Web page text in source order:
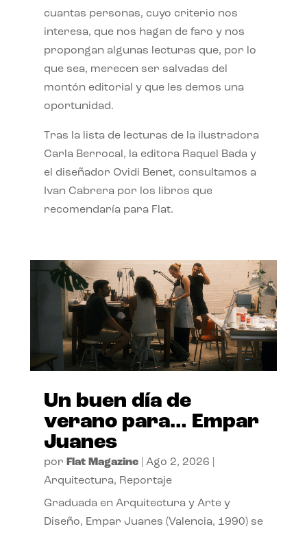
cuantas personas, cuyo criterio nos
interesa, que nos hagan de faro y nos
propongan algunas lecturas que, por lo
que sea, merecen ser salvadas del
montón editorial y que les demos una
oportunidad.
Tras la lista de lecturas de la ilustradora
Carla Berrocal, la editora Raquel Bada y
el diseñador Ovidi Benet, consultamos a
Ivan Cabrera por los libros que
recomendaría para Flat.
Un buen día de
verano para… Empar
Juanes
por Flat Magazine| Ago 2, 2026
Arquitectura, Reportaje
Graduada en Arquitectura y Arte y
Diseño, Empar Juanes (Valencia, 1990) se